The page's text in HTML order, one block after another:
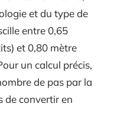
et du type de
entre 0,65
et 0,80 mètre
un calcul précis,
de pas par la
de convertir en